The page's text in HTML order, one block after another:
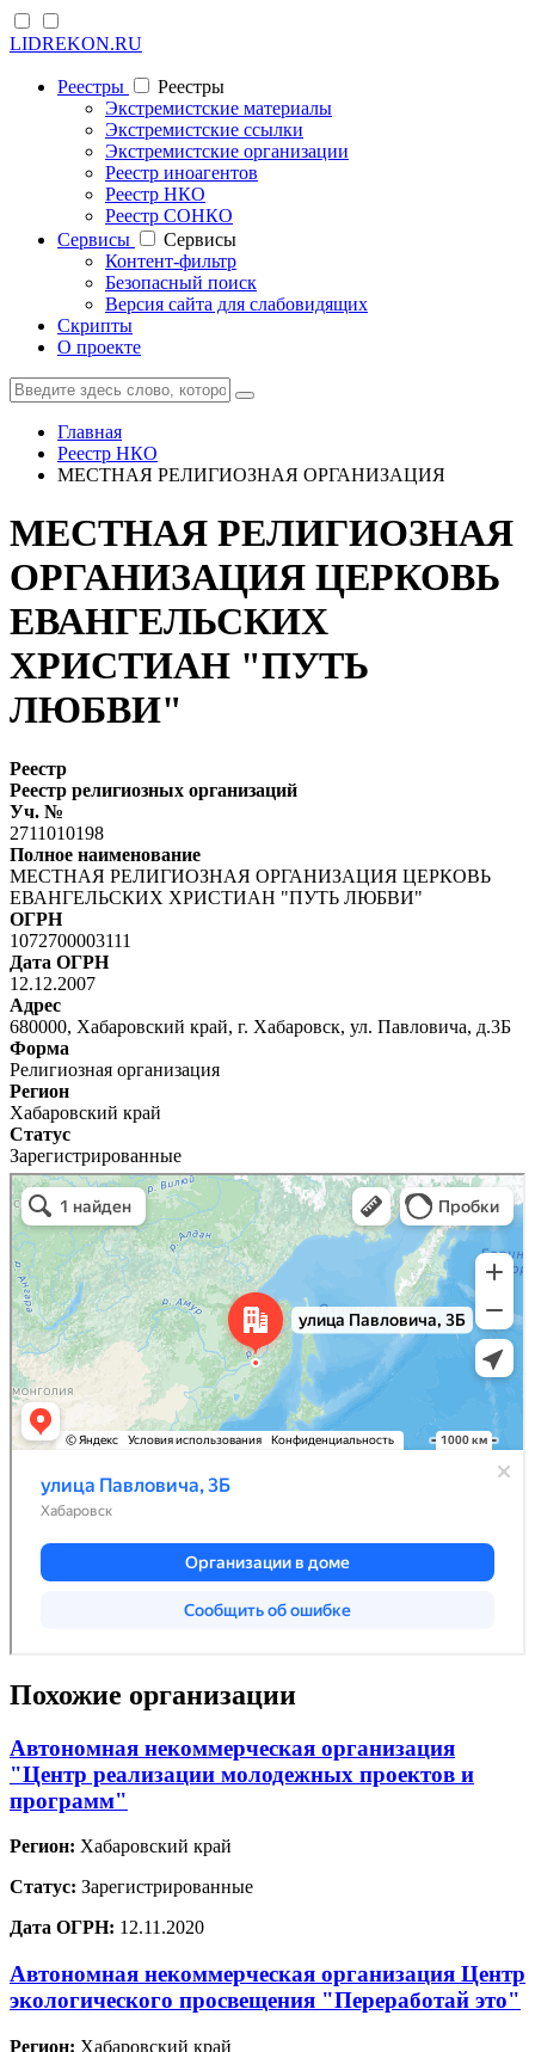
LIDREKON.RU
Реестры
Реестры
Экстремистские материалы
Экстремистские ссылки
Экстремистские организации
Реестр иноагентов
Реестр НКО
Реестр СОНКО
Cервисы
Cервисы
Контент-фильтр
Безопасный поиск
Версия сайта для слабовидящих
Скрипты
О проекте
Главная
Реестр НКО
МЕСТНАЯ РЕЛИГИОЗНАЯ ОРГАНИЗАЦИЯ
МЕСТНАЯ РЕЛИГИОЗНАЯ
ОРГАНИЗАЦИЯ ЦЕРКОВЬ
ЕВАНГЕЛЬСКИХ
ХРИСТИАН "ПУТЬ
ЛЮБВИ"
Реестр
Реестр религиозных организаций
Уч. №
2711010198
Полное наименование
МЕСТНАЯ РЕЛИГИОЗНАЯ ОРГАНИЗАЦИЯ ЦЕРКОВЬ
ЕВАНГЕЛЬСКИХ ХРИСТИАН "ПУТЬ ЛЮБВИ"
ОГРН
1072700003111
Дата ОГРН
12.12.2007
Адрес
680000, Хабаровский край, г. Хабаровск, ул. Павловича, д.3Б
Форма
Религиозная организация
Регион
Хабаровский край
Статус
Зарегистрированные
Похожие организации
Автономная некоммерческая организация
"Центр реализации молодежных проектов и
программ"
Регион: Хабаровский край
Статус: Зарегистрированные
Дата ОГРН: 12.11.2020
Автономная некоммерческая организация Центр
экологического просвещения "Переработай это"
Регион: Хабаровский край